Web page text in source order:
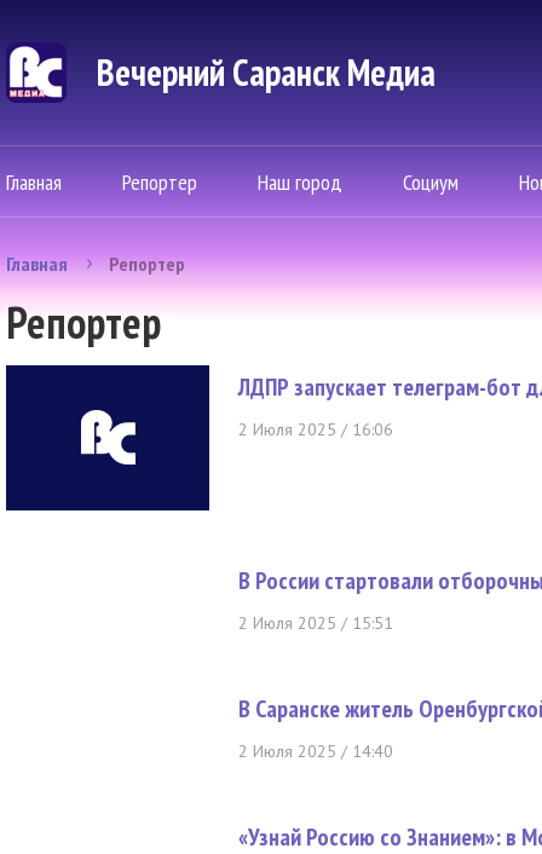
Вечерний Саранск Mедиа
Главная Репортер Наш город Социум
Главная Репортер
Репортер
ЛДПР запускает телеграм-бот
2 Июля 2025 / 16:06
В России стартовали
2 Июля 2025 / 15:51
В Саранске житель
2 Июля 2025 / 14:40
«Узнай Россию со Знанием»: в